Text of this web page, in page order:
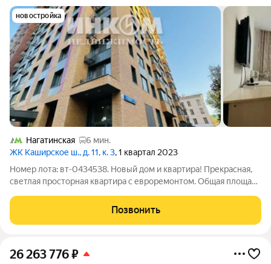
новостройка
Нагатинская
6 мин.
ЖК Каширское ш., д. 11, к. 3, 1 квартал 2023
Номер лота: вт-0434538. Новый дом и квартира! Прекрасная,
светлая просторная квартира с евроремонтом. Общая площадь
Проводка новая, сантехника + трубы новые, окна
трехкамерные утеплённые, пол
Позвонить
26 263 776₽